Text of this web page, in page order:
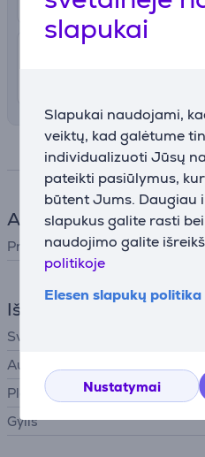
slapukai
Slapukai naudojami,
veiktų, kad galėtume
individualizuoti Jūsų
pateikti pasiūlymus,
būtent Jums. Daugiau
slapukus galite rasti
naudojimo galite
politikoje
Elesen slapukų politika
Nustatymai
Aksesuaras
Priedo tipas
Išmatavimai
Svoris
Aukštis
Plotis
Gylis